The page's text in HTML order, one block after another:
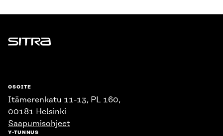
Sitra
OSOITE
Itämerenkatu 11-13, PL 160,
00181 Helsinki
Saapumisohjeet
Y-TUNNUS